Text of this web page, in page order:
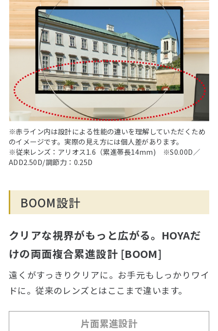
※赤ライン内は設計による性能の違いを理解していただくため
のイメージです。実際の見え方には個人差があります。
※従来レンズ：アリオス1.6（累進帯長14mm) ※S0.00D／
ADD2.50D/調節力：0.25D
BOOM設計
クリアな視界がもっと広がる。HOYAだ
けの両面複合累進設計 [BOOM]
遠くがすっきりクリアに。お手元もしっかりワイ
ドに。従来のレンズとはここまで違います。
片面累進設計